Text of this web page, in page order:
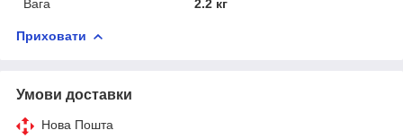
Вага 2.2 кг
Приховати
Умови доставки
Нова Пошта